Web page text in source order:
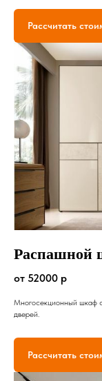
Рассчитать
Распашной
от 52000 р
Многосекционный шкаф
дверей.
Рассчитать